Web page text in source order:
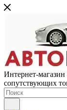
Интернет-
сопутствующих